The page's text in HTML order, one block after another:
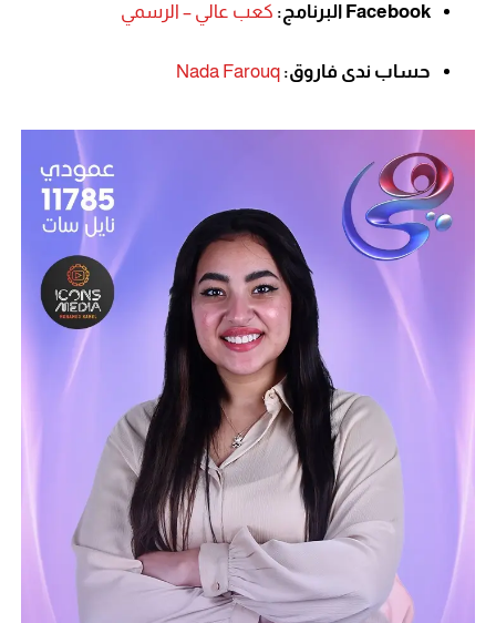
Facebook البرنامج: كعب عالي – الرسمي
حساب ندى فاروق: Nada Farouq